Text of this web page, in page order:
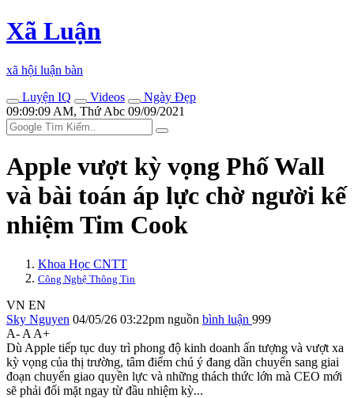
Xã Luận
xã hội luận bàn
Luyện IQ
Videos
Ngày Đẹp
09:09:09 AM, Thứ Abc 09/09/2021
Apple vượt kỳ vọng Phố Wall
và bài toán áp lực chờ người kế
nhiệm Tim Cook
Khoa Học CNTT
Công Nghệ Thông Tin
VN EN
Sky Nguyen 04/05/26 03:22pm nguồn bình luận 999
A- A A+
Dù Apple tiếp tục duy trì phong độ kinh doanh ấn tượng và vượt xa
kỳ vọng của thị trường, tâm điểm chú ý đang dần chuyển sang giai
đoạn chuyển giao quyền lực và những thách thức lớn mà CEO mới
sẽ phải đối mặt ngay từ đầu nhiệm kỳ...